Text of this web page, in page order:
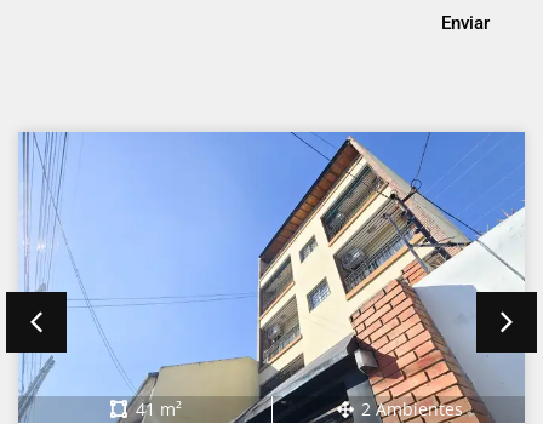
Enviar
41 m² 2 Ambientes